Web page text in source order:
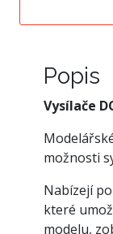
Popis
Vysílače
možnosti
Nabízejí
které
modelu,